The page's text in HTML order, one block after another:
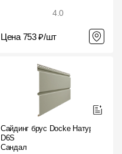
4.0
Цена 753 ₽/шт
Сайдинг брус Docke Натур
D6S
Сандал